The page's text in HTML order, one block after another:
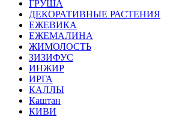
ГРУША
ДЕКОРАТИВНЫЕ РАСТЕНИЯ
ЕЖЕВИКА
ЕЖЕМАЛИНА
ЖИМОЛОСТЬ
ЗИЗИФУС
ИНЖИР
ИРГА
КАЛЛЫ
Каштан
КИВИ